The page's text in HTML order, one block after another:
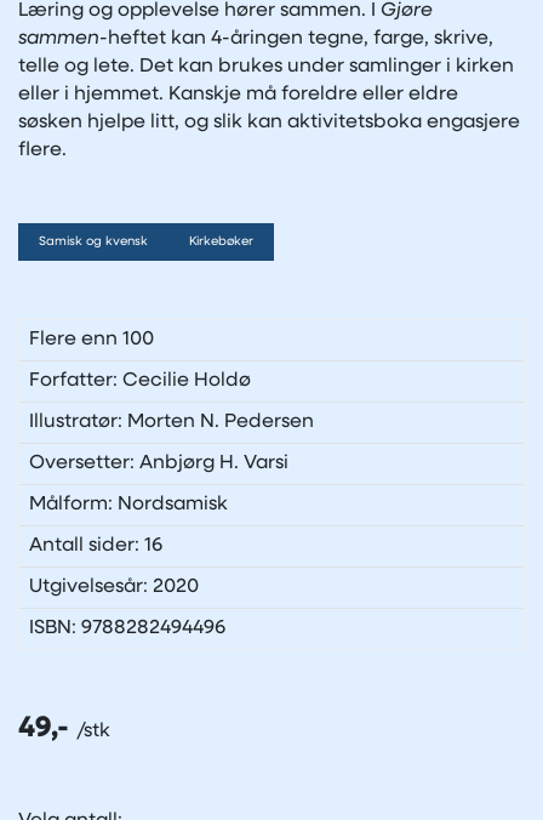
Læring og opplevelse hører sammen. I Gjøre
sammen-heftet kan 4-åringen tegne, farge, skrive,
telle og lete. Det kan brukes under samlinger i kirken
eller i hjemmet. Kanskje må foreldre eller eldre
søsken hjelpe litt, og slik kan aktivitetsboka engasjere
flere.
Samisk og kvensk Kirkebøker
Flere enn 100
Forfatter: Cecilie Holdø
Illustratør: Morten N. Pedersen
Oversetter: Anbjørg H. Varsi
Målform: Nordsamisk
Antall sider: 16
Utgivelsesår: 2020
ISBN: 9788282494496
49,-